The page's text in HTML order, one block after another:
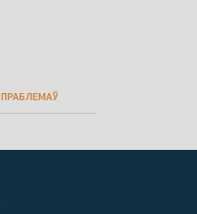
ПРАБЛЕМАЎ